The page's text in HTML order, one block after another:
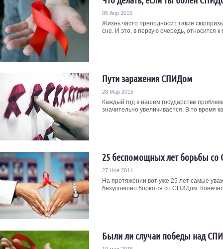
06 Апр 2015
Жизнь часто преподносит такие
сне. И это, в первую очередь, относится
Пути заражения СПИДом
28 Мар 2015
Каждый год в нашем государстве
значительно увеличивается. В то время
25 беспомощных лет борьбы
27 Ноя 2014
На протяжении вот уже 25 лет самые
безуспешно борются со СПИДом.
Были ли случаи победы над